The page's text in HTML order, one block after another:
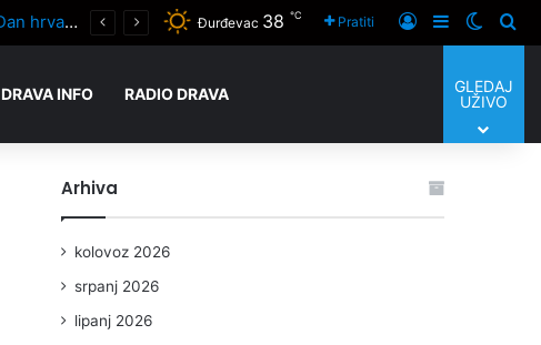
Đurđevac 38 ℃ Pratiti Prijaviti se
Sidebar
DRAVA INFO RADIO DRAVA
GLEDAJ
UŽIVO
Arhiva
kolovoz 2026
srpanj 2026
lipanj 2026